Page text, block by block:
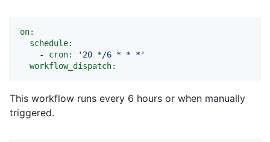
on:
schedule:
-
cron:
'20 */6 * * *'
workflow_dispatch:
This workflow runs every 6 hours or when manually
triggered.